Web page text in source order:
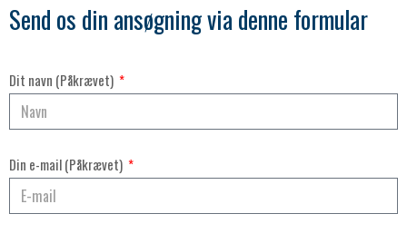
Send os din ansøgning via denne formular
Dit navn (Påkrævet)
Din e-mail (Påkrævet)